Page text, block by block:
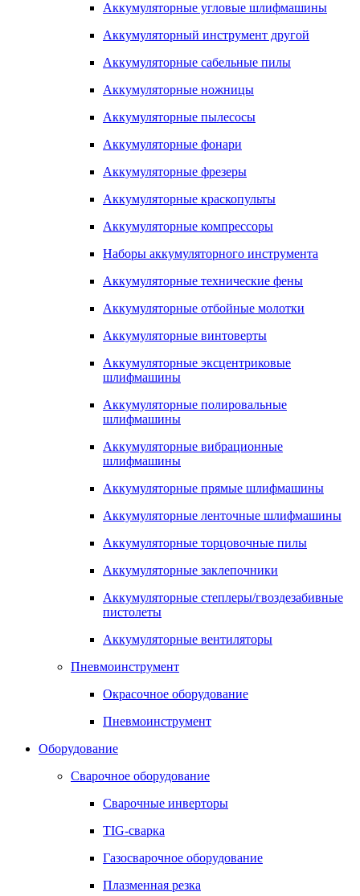
Аккумуляторные угловые шлифмашины
Аккумуляторный инструмент другой
Аккумуляторные сабельные пилы
Аккумуляторные ножницы
Аккумуляторные пылесосы
Аккумуляторные фонари
Аккумуляторные фрезеры
Аккумуляторные краскопульты
Аккумуляторные компрессоры
Наборы аккумуляторного инструмента
Аккумуляторные технические фены
Аккумуляторные отбойные молотки
Аккумуляторные винтоверты
Аккумуляторные эксцентриковые
шлифмашины
Аккумуляторные полировальные
шлифмашины
Аккумуляторные вибрационные
шлифмашины
Аккумуляторные прямые шлифмашины
Аккумуляторные ленточные шлифмашины
Аккумуляторные торцовочные пилы
Аккумуляторные заклепочники
Аккумуляторные степлеры/гвоздезабивные
пистолеты
Аккумуляторные вентиляторы
Пневмоинструмент
Окрасочное оборудование
Пневмоинструмент
Оборудование
Сварочное оборудование
Сварочные инверторы
TIG-сварка
Газосварочное оборудование
Плазменная резка